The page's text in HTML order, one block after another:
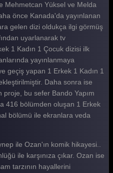
Mehmetcan Yüksel ve Melda
önce Kanada'da yayınlanan
gelen dizi oldukça ilgi görmüş
uyarlanarak tv
1 Kadın 1 Çocuk dizisi ilk
yayınlanmaya
geçiş yapan 1 Erkek 1 Kadın 1
Daha sonra ise
proje, bu sefer Bando Yapım
416 bölümden oluşan 1 Erkek
bölümü ile ekranlara veda
ile Ozan'ın komik hikayesi..
ile karşınıza çıkar. Ozan ise
tarzının hayallerini